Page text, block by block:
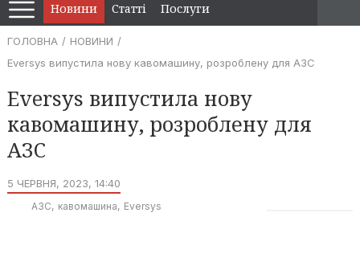
Новини Статті Послуги
ГОЛОВНА
НОВИНИ
Eversys випустила нову кавомашину, розроблену для АЗС
Eversys випустила нову
кавомашину, розроблену для
АЗС
5 ЧЕРВНЯ, 2023, 14:40
АЗС кавомашина Eversys